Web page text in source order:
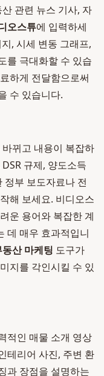
관련 뉴스 기사, 자
오스튜에 입력하세
, 시세 변동 그래프,
를 극대화할 수 있습
하게 전달함으로써
수 있습니다.
뀌고 내용이 복잡하
규제, 양도소득
정부 보도자료나 전
해 보세요. 비디오스
운 용어와 복잡한 계
데 매우 효과적입니
동산 마케팅 도구가
지를 각인시킬 수 있
적인 매물 소개 영상
테리어 사진, 주변 환
과 장점을 설명하는